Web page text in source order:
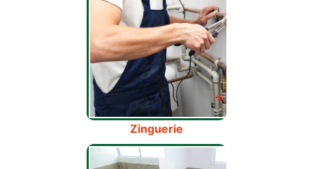
Zinguerie